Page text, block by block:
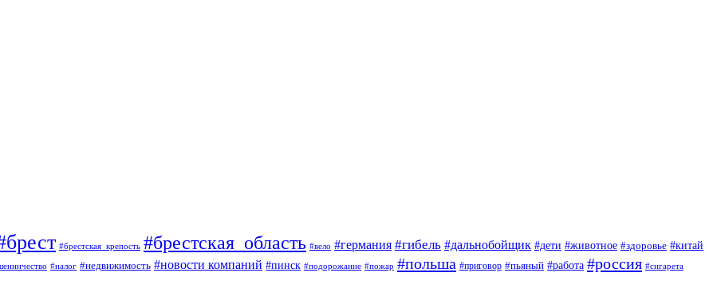
#брестская_крепость #брестская_область #вело #германия #гибель #дальнобойщик #дети #животное #здоровье #китай
#налог #недвижимость #новости компаний #пинск #подорожание #пожар #польша #приговор #пьяный #работа #россия #сигарета